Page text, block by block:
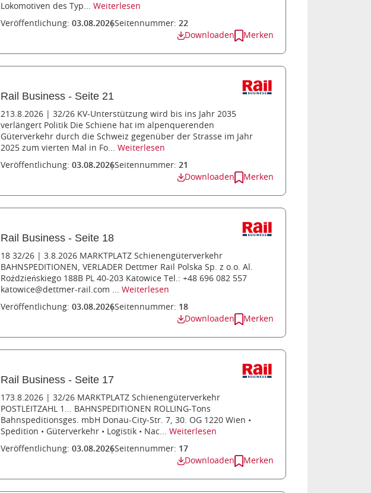
Lokomotiven des Typ... Weiterlesen
Veröffentlichung: 03.08.2026Seitennummer: 22
Downloaden
Merken
Rail Business - Seite 21
213.8.2026 | 32/26 KV-Unterstützung wird bis ins Jahr 2035
verlängert Politik Die Schiene hat im alpenquerenden
Güterverkehr durch die Schweiz gegenüber der Strasse im Jahr
2025 zum vierten Mal in Fo... Weiterlesen
Veröffentlichung: 03.08.2026Seitennummer: 21
Downloaden
Merken
Rail Business - Seite 18
18 32/26 | 3.8.2026 MARKTPLATZ Schienengüterverkehr
BAHNSPEDITIONEN, VERLADER Dettmer Rail Polska Sp. z o.o. Al.
Roździeńskiego 188B PL 40-203 Katowice Tel.: +48 696 082 557
katowice@dettmer-rail.com ... Weiterlesen
Veröffentlichung: 03.08.2026Seitennummer: 18
Downloaden
Merken
Rail Business - Seite 17
173.8.2026 | 32/26 MARKTPLATZ Schienengüterverkehr
POSTLEITZAHL 1... BAHNSPEDITIONEN ROLLING-Tons
Bahnspeditionsges. mbH Donau-City-Str. 7, 30. OG 1220 Wien •
Spedition • Güterverkehr • Logistik • Nac... Weiterlesen
Veröffentlichung: 03.08.2026Seitennummer: 17
Downloaden
Merken